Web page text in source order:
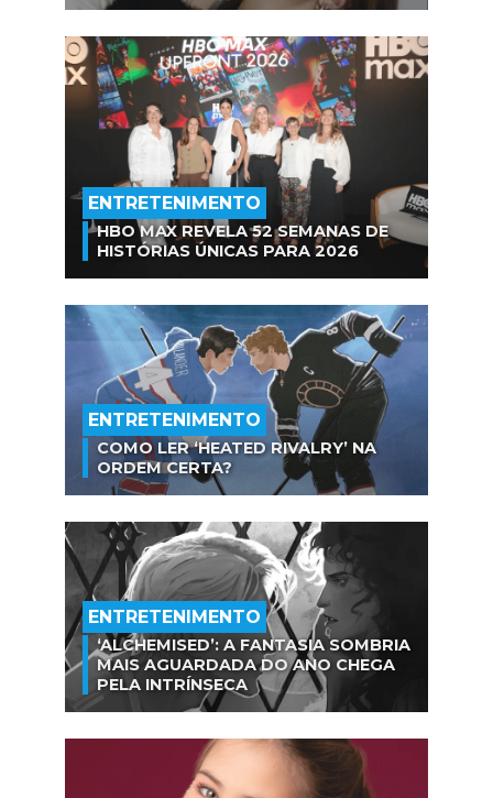
ENTRETENIMENTO
HBO MAX REVELA 52 SEMANAS DE
HISTÓRIAS ÚNICAS PARA 2026
ENTRETENIMENTO
COMO LER ‘HEATED RIVALRY’ NA
ORDEM CERTA?
ENTRETENIMENTO
‘ALCHEMISED’: A FANTASIA SOMBRIA
MAIS AGUARDADA DO ANO CHEGA
PELA INTRÍNSECA